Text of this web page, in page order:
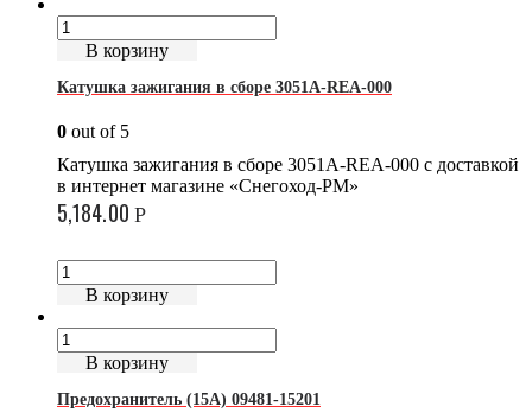
В корзину
Катушка зажигания в сборе 3051A-REA-000
0 out of 5
Катушка зажигания в сборе 3051A-REA-000 с доставкой
в интернет магазине «Снегоход-РМ»
5,184.00 Р
В корзину
В корзину
Предохранитель (15А) 09481-15201